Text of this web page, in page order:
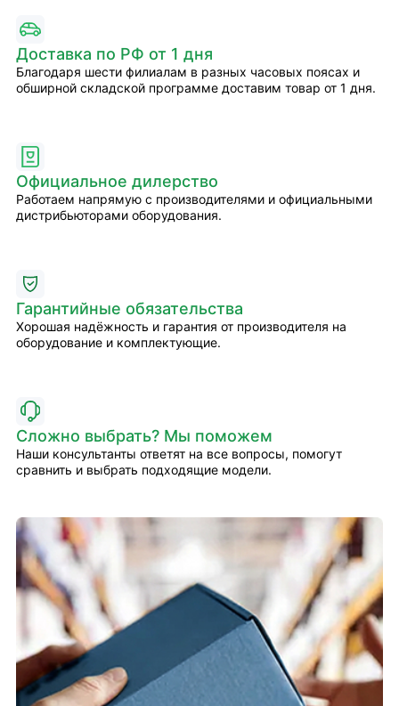
Доставка по РФ от 1 дня
Благодаря шести филиалам в разных часовых поясах и
обширной складской программе доставим товар от 1 дня.
Официальное дилерство
Работаем напрямую с производителями и официальными
дистрибьюторами оборудования.
Гарантийные обязательства
Хорошая надёжность и гарантия от производителя на
оборудование и комплектующие.
Сложно выбрать? Мы поможем
Наши консультанты ответят на все вопросы, помогут
сравнить и выбрать подходящие модели.